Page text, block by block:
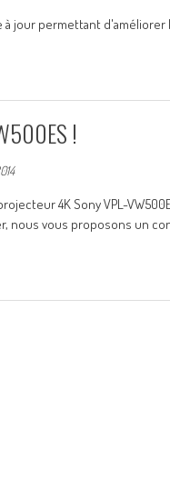
jour permettant d'améliorer
!
4K Sony VPL-
nous vous proposons un